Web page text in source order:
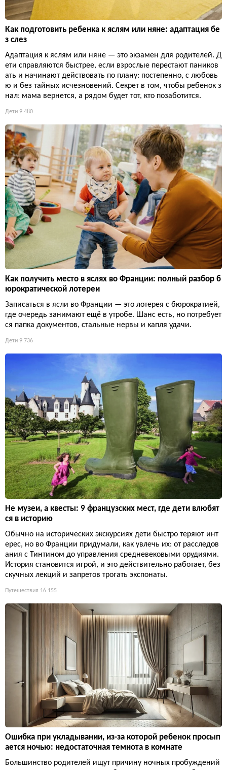
Как подготовить ребенка к яслям или няне: адаптация бе
з слез
Адаптация к яслям или няне — это экзамен для родителей. Д
ети справляются быстрее, если взрослые перестают паников
ать и начинают действовать по плану: постепенно, с любовь
ю и без тайных исчезновений. Секрет в том, чтобы ребенок з
нал: мама вернется, а рядом будет тот, кто позаботится.
Дети 9 480
Как получить место в яслях во Франции: полный разбор б
юрократической лотереи
Записаться в ясли во Франции — это лотерея с бюрократией,
где очередь занимают ещё в утробе. Шанс есть, но потребует
ся папка документов, стальные нервы и капля удачи.
Дети 9 736
Не музеи, а квесты: 9 французских мест, где дети влюбят
ся в историю
Обычно на исторических экскурсиях дети быстро теряют инт
ерес, но во Франции придумали, как увлечь их: от расследов
ания с Тинтином до управления средневековыми орудиями.
История становится игрой, и это действительно работает, без
скучных лекций и запретов трогать экспонаты.
Путешествия 16 155
Ошибка при укладывании, из-за которой ребенок просып
ается ночью: недостаточная темнота в комнате
Большинство родителей ищут причину ночных пробуждений